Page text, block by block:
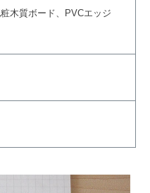
木質ボード、PVCエッジ